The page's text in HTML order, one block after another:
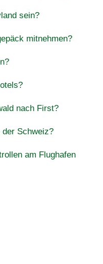
sein?
mitnehmen?
nach First?
Schweiz?
am Flughafen